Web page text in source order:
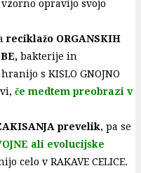
opravijo svojo
reciklažo ORGANSKIH
bakterije in
s KISLO GNOJNO
če medtem preobrazi v
prevelik, pa se
ali evolucijske
celo v RAKAVE CELICE.